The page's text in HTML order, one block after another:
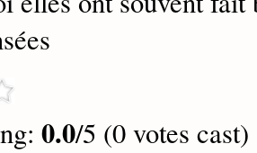
0.0/5 (0 votes cast)